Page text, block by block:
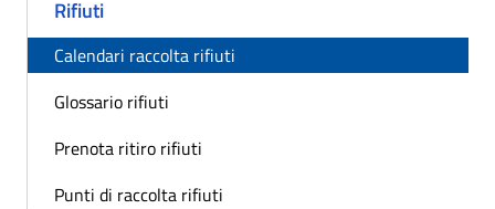
Rifiuti
Calendari raccolta rifiuti
Glossario rifiuti
Prenota ritiro rifiuti
Punti di raccolta rifiuti